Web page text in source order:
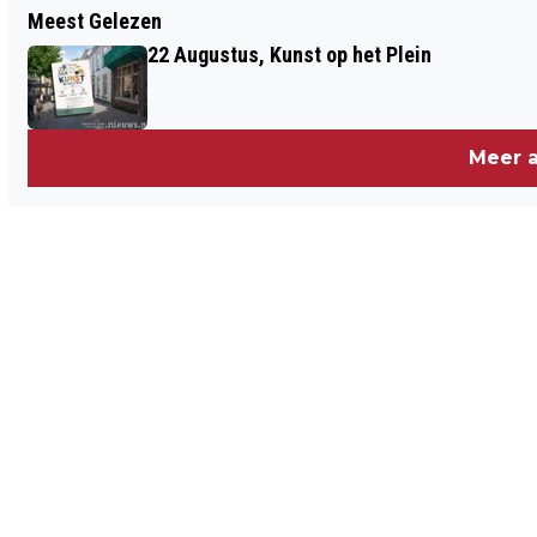
5 SEPTEMBER: PARKINSON CAFÉ
HEERLE: YOGA4PARKINSON
Meest Gelezen
22 Augustus, Kunst op het Plein
Meer